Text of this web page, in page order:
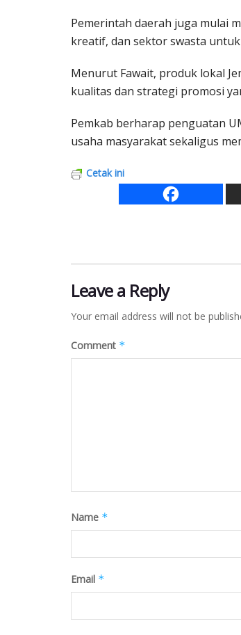
Pemerintah daerah juga mulai
kreatif, dan sektor swasta
Menurut Fawait, produk lokal
kualitas dan strategi promosi
Pemkab berharap penguatan
usaha masyarakat sekaligus
Cetak ini
Leave a Reply
Your email address will not be
Comment *
Name *
Email *